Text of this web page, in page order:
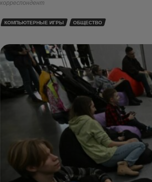
корреспондент
КОМПЬЮТЕРНЫЕ ИГРЫ ОБЩЕСТВО